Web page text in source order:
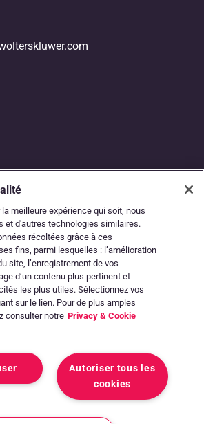
numérique
comptables
Privacy & Cookie Notice
meilleure expérience qui soit, nous
et d'autres technologies similaires.
récoltées grâce à ces
fins, parmi lesquelles : l’amélioration
site, l’enregistrement de vos
d’un contenu plus pertinent et
les plus utiles. Sélectionnez vos
sur le lien. Pour de plus amples
consulter notre Privacy & Cookie
Autoriser tous les
cookies